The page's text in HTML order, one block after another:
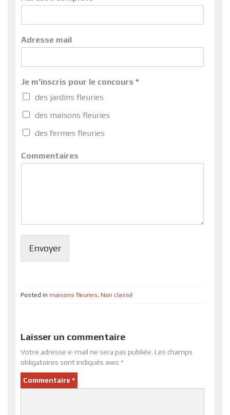
Adresse mail
Je m'inscris pour le concours *
des jardins fleuries
des maisons fleuries
des fermes fleuries
Commentaires
Envoyer
Posted in maisons fleuries, Non classé
Laisser un commentaire
Votre adresse e-mail ne sera pas publiée. Les champs
obligatoires sont indiqués avec*
Commentaire *